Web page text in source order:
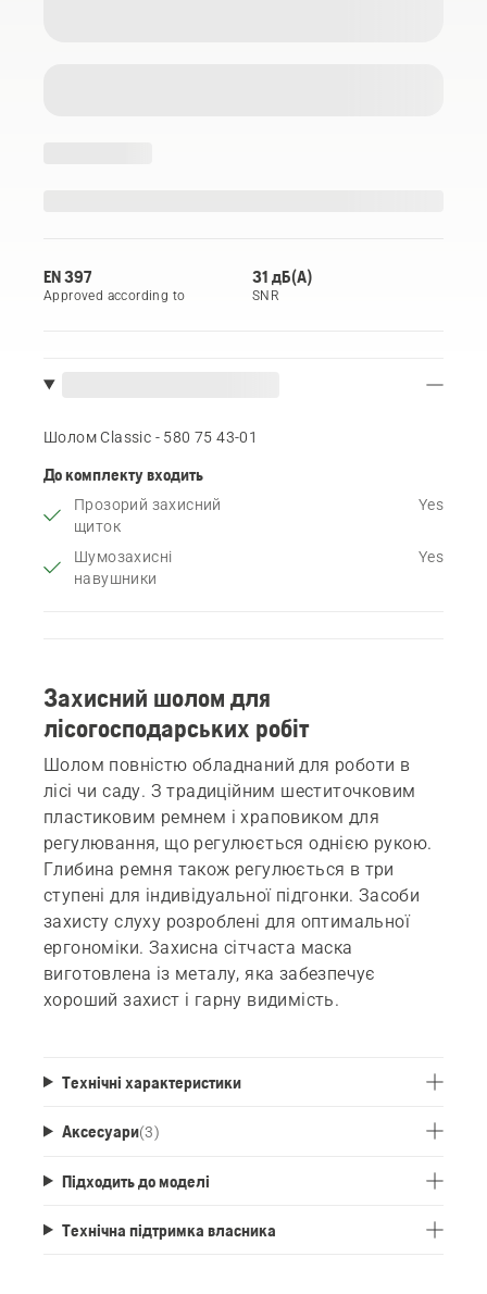
EN 397
Approved according to
31 дБ(А)
SNR
Шолом Classic - 580 75 43‑01
До комплекту входить
Прозорий захисний
щиток
Yes
Шумозахисні
навушники
Yes
Захисний шолом для
лісогосподарських робіт
Шолом повністю обладнаний для роботи в
лісі чи саду. З традиційним шеститочковим
пластиковим ремнем і храповиком для
регулювання, що регулюється однією рукою.
Глибина ремня також регулюється в три
ступені для індивідуальної підгонки. Засоби
захисту слуху розроблені для оптимальної
ергономіки. Захисна сітчаста маска
виготовлена із металу, яка забезпечує
хороший захист і гарну видимість.
Технічні характеристики
Аксесуари(3)
Підходить до моделі
Технічна підтримка власника